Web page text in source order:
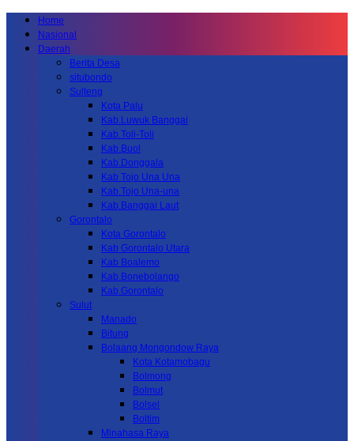
Home
Nasional
Daerah
Berita Desa
situbondo
Sulteng
Kota Palu
Kab.Luwuk Banggai
Kab.Toli-Toli
Kab.Buol
Kab.Donggala
Kab Tojo Una Una
Kab.Tojo Una-una
Kab.Banggai Laut
Gorontalo
Kota Gorontalo
Kab Gorontalo Utara
Kab Boalemo
Kab.Bonebolango
Kab.Gorontalo
Sulut
Manado
Bitung
Bolaang Mongondow Raya
Kota Kotamobagu
Bolmong
Bolmut
Bolsel
Boltim
Minahasa Raya